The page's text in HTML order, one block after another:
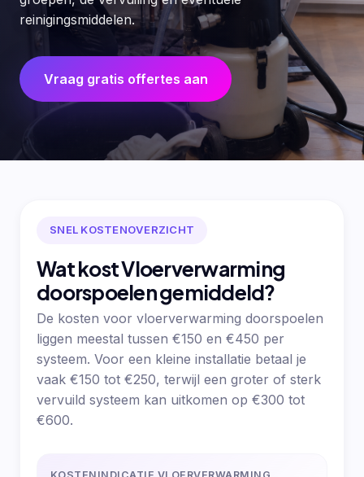
reinigingsmiddelen.
Vraag gratis offertes aan
SNEL KOSTENOVERZICHT
Wat kost Vloerverwarming
doorspoelen gemiddeld?
De kosten voor vloerverwarming doorspoelen
liggen meestal tussen €150 en €450 per
systeem. Voor een kleine installatie betaal je
vaak €150 tot €250, terwijl een groter of sterk
vervuild systeem kan uitkomen op €300 tot
€600.